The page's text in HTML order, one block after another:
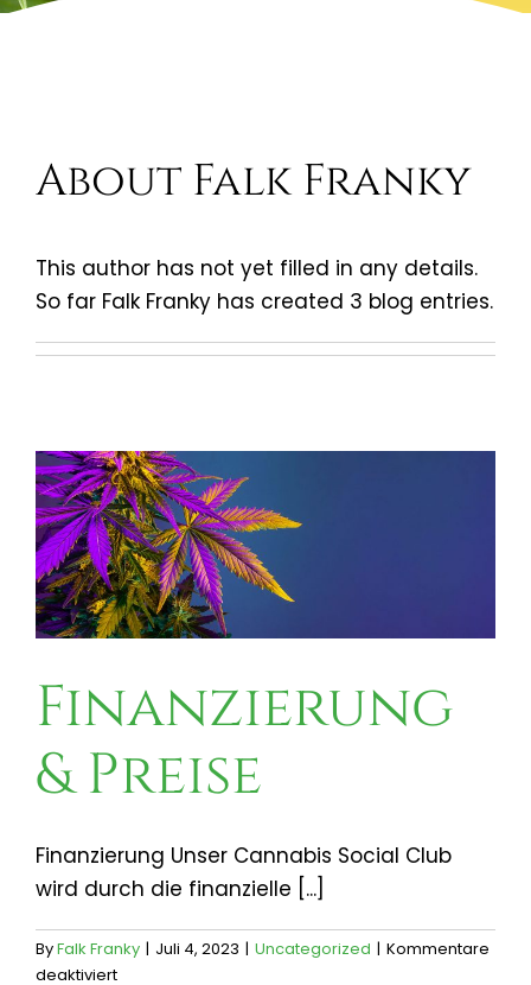
About Falk Franky
This author has not yet filled in any details.
So far Falk Franky has created 3 blog entries.
Finanzierung
& Preise
Finanzierung Unser Cannabis Social Club
wird durch die finanzielle [...]
ByFalk Franky | Juli 4, 2023 | Uncategorized | Kommentare
deaktiviertfür